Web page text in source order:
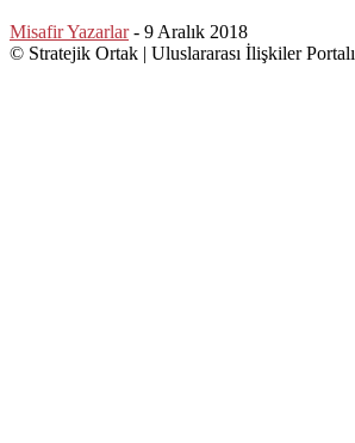
Misafir Yazarlar - 9 Aralık 2018
© Stratejik Ortak | Uluslararası İlişkiler Portalı